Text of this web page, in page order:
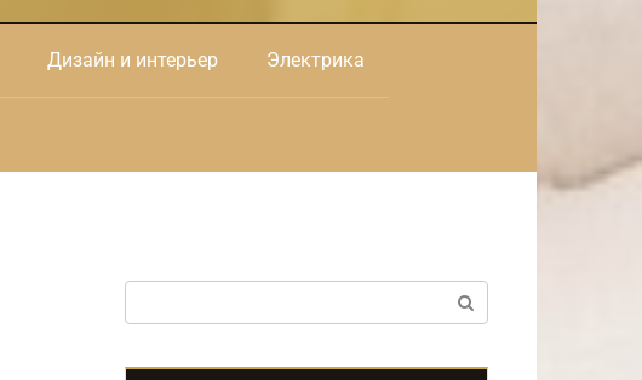
Дизайн и интерьер Электрика